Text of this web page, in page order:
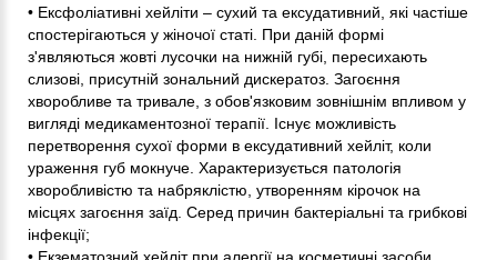
• Ексфоліативні хейліти – сухий та ексудативний, які частіше
спостерігаються у жіночої статі. При даній формі
з'являються жовті лусочки на нижній губі, пересихають
слизові, присутній зональний дискератоз. Загоєння
хворобливе та тривале, з обов'язковим зовнішнім впливом у
вигляді медикаментозної терапії. Існує можливість
перетворення сухої форми в ексудативний хейліт, коли
ураження губ мокнуче. Характеризується патологія
хворобливістю та набряклістю, утворенням кірочок на
місцях загоєння заїд. Серед причин бактеріальні та грибкові
інфекції;